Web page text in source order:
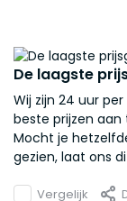
De laagste
Wij zijn 24 uur
beste prijzen
Mocht je
gezien, laat ons
Vergelijk